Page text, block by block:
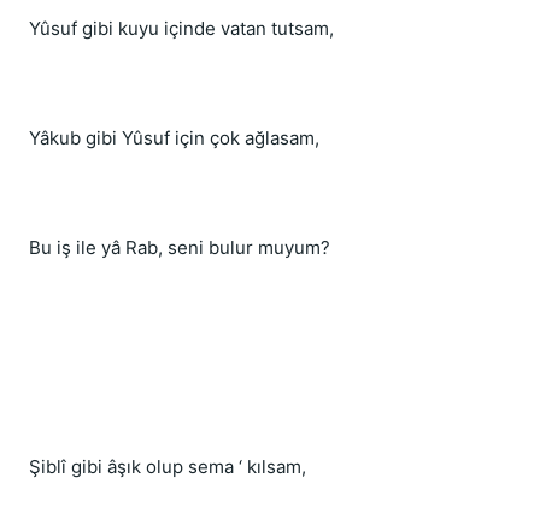
Yûsuf gibi kuyu içinde vatan tutsam,
Yâkub gibi Yûsuf için çok ağlasam,
Bu iş ile yâ Rab, seni bulur muyum?
Şiblî gibi âşık olup sema ‘ kılsam,